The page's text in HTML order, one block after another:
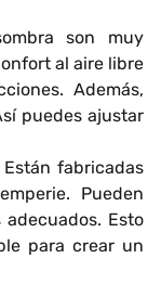
son muy
al aire libre
Además,
puedes ajustar
fabricadas
Pueden
Esto
para crear un